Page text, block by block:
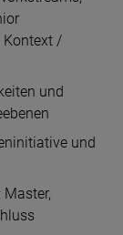
Kontext /
und
und